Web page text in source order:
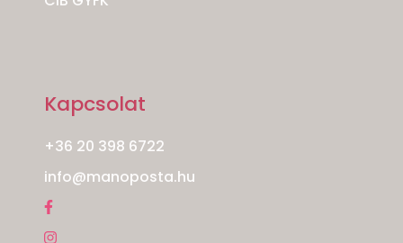
Kapcsolat
+36 20 398 6722
info@manoposta.hu